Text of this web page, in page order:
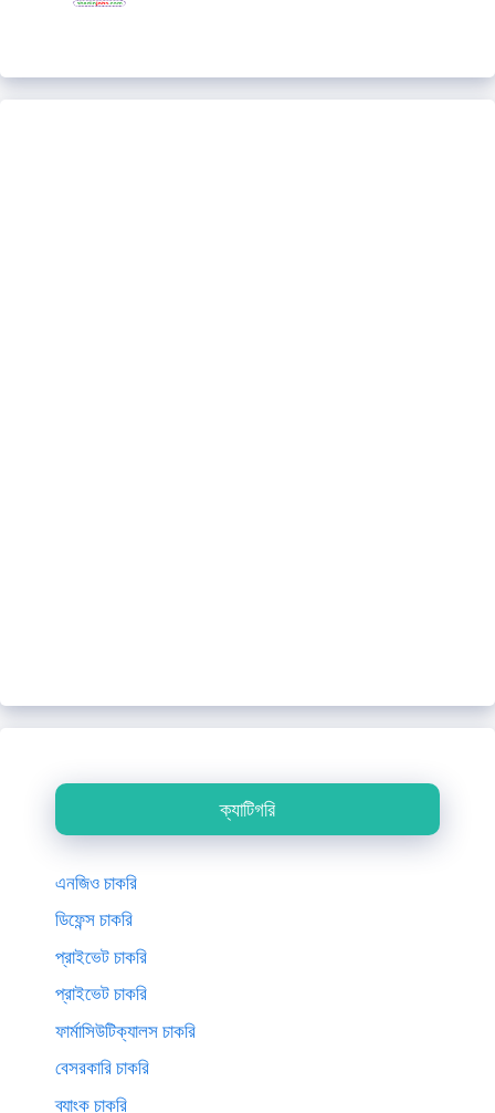
ক্যাটিগরি
এনজিও চাকরি
ডিফেন্স চাকরি
প্রাইভেট চাকরি
প্রাইভেট চাকরি
ফার্মাসিউটিক্যালস চাকরি
বেসরকারি চাকরি
ব্যাংক চাকরি